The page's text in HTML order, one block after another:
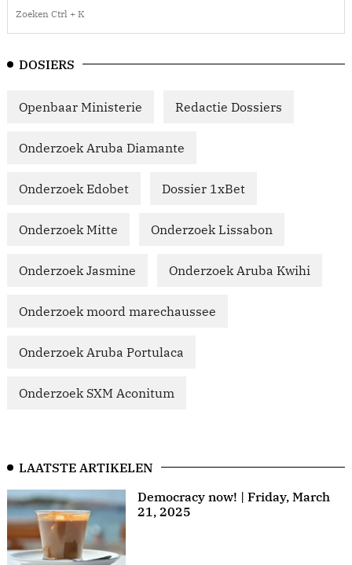
DOSIERS
Openbaar Ministerie Redactie Dossiers
Onderzoek Aruba Diamante
Onderzoek Edobet Dossier 1xBet
Onderzoek Mitte Onderzoek Lissabon
Onderzoek Jasmine Onderzoek Aruba Kwihi
Onderzoek moord marechaussee
Onderzoek Aruba Portulaca
Onderzoek SXM Aconitum
LAATSTE ARTIKELEN
Democracy now! | Friday, March
21, 2025